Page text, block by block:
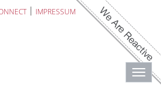
IMPRESSUM